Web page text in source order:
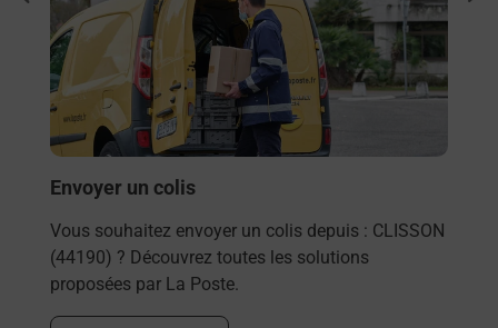
Envoyer un colis
Vous souhaitez envoyer un colis depuis : CLISSON
(44190) ? Découvrez toutes les solutions
proposées par La Poste.